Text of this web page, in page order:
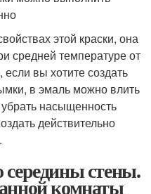
этой краски, она
средней температуре от
вы хотите создать
в эмаль можно влить
насыщенность
действительно
стены.
комнаты